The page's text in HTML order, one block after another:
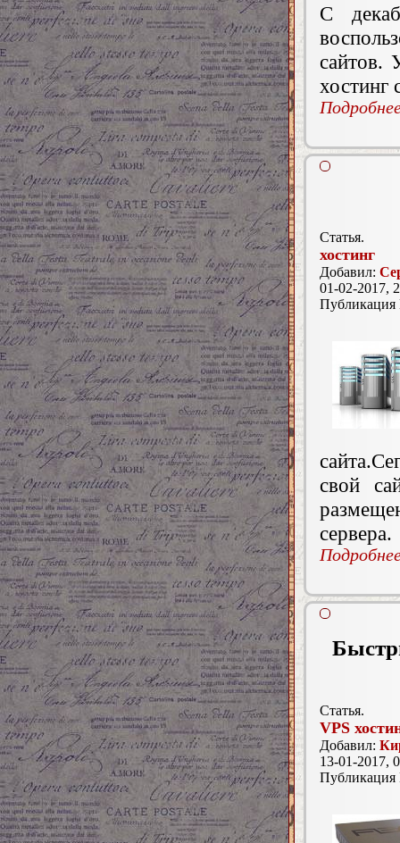
С
сайтов.
хостинг
Статья.
хостинг
Добавил:
01-02-2017,
свой
сервера.
Статья.
VPS
Добавил:
13-01-2017,